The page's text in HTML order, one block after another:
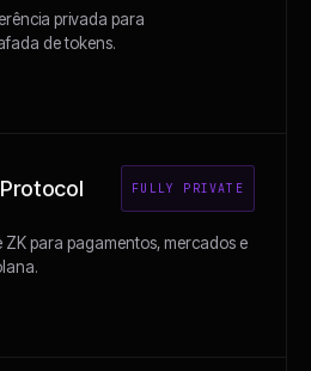
privada para
de tokens.
FULLY PRIVATE
para pagamentos, mercados e